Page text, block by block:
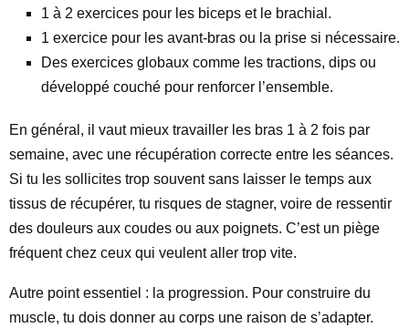
1 à 2 exercices pour les biceps et le brachial.
1 exercice pour les avant-bras ou la prise si nécessaire.
Des exercices globaux comme les tractions, dips ou
développé couché pour renforcer l’ensemble.
En général, il vaut mieux travailler les bras 1 à 2 fois par
semaine, avec une récupération correcte entre les séances.
Si tu les sollicites trop souvent sans laisser le temps aux
tissus de récupérer, tu risques de stagner, voire de ressentir
des douleurs aux coudes ou aux poignets. C’est un piège
fréquent chez ceux qui veulent aller trop vite.
Autre point essentiel : la progression. Pour construire du
muscle, tu dois donner au corps une raison de s’adapter.